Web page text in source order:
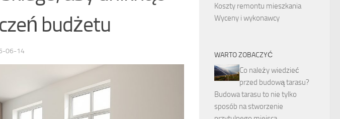
budżetu
06-14
Koszty remontu mieszkania
Wyceny i wykonawcy
WARTO ZOBACZYĆ
Co należy wiedzieć
przed budową tarasu?
Budowa tarasu to nie tylko
sposób na stworzenie